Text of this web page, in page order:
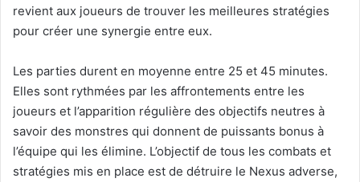
revient aux joueurs de trouver les meilleures stratégies
pour créer une synergie entre eux.
Les parties durent en moyenne entre 25 et 45 minutes.
Elles sont rythmées par les affrontements entre les
joueurs et l’apparition régulière des objectifs neutres à
savoir des monstres qui donnent de puissants bonus à
l’équipe qui les élimine. L’objectif de tous les combats et
stratégies mis en place est de détruire le Nexus adverse,